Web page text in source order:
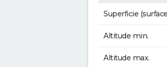
Superficie
Altitude min.
Altitude max.